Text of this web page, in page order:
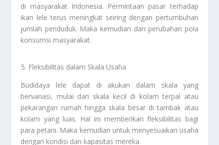
di masyarakat Indonesia. Permintaan pasar terhadap
ikan lele terus meningkat seiring dengan pertumbuhan
jumlah penduduk. Maka kemudian dan perubahan pola
konsumsi masyarakat.
Fleksibilitas dalam Skala Usaha
Budidaya lele dapat di akukan dalam skala yang
bervariasi, mulai dari skala kecil di kolam terpal atau
pekarangan rumah hingga skala besar di tambak atau
kolam yang luas. Hal ini memberikan fleksibilitas bagi
para petani. Maka kemudian untuk menyesuaikan usaha
dengan kondisi dan kapasitas mereka.